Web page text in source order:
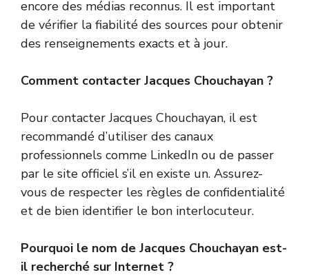
encore des médias reconnus. Il est important
de vérifier la fiabilité des sources pour obtenir
des renseignements exacts et à jour.
Comment contacter Jacques Chouchayan ?
Pour contacter Jacques Chouchayan, il est
recommandé d’utiliser des canaux
professionnels comme LinkedIn ou de passer
par le site officiel s’il en existe un. Assurez-
vous de respecter les règles de confidentialité
et de bien identifier le bon interlocuteur.
Pourquoi le nom de Jacques Chouchayan est-
il recherché sur Internet ?